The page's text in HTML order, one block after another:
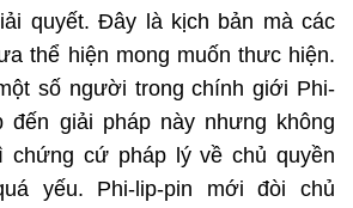
quyết. Đây là kịch bản mà các
thể hiện mong muốn thưc hiện.
số người trong chính giới Phi-
đến giải pháp này nhưng không
chứng cứ pháp lý về chủ quyền
yếu. Phi-lip-pin mới đòi chủ